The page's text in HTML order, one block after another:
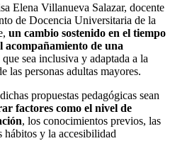
Elena Villanueva Salazar, docente
de Docencia Universitaria de la
un cambio sostenido en el tiempo
acompañamiento de una
que sea inclusiva y adaptada a la
las personas adultas mayores.
propuestas pedagógicas sean
factores como el nivel de
, los conocimientos previos, las
hábitos y la accesibilidad